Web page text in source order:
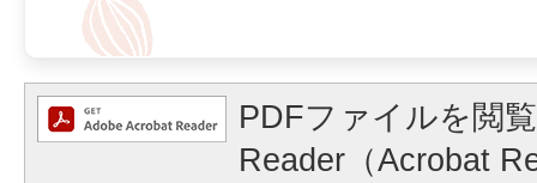
PDFファイルを閲
Reader（Acrobat